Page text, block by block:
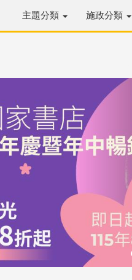
主題分類 施政分類